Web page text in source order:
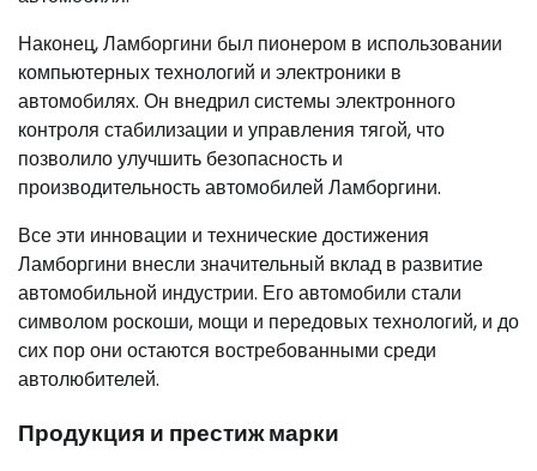
Наконец, Ламборгини был пионером в использовании
компьютерных технологий и электроники в
автомобилях. Он внедрил системы электронного
контроля стабилизации и управления тягой, что
позволило улучшить безопасность и
производительность автомобилей Ламборгини.
Все эти инновации и технические достижения
Ламборгини внесли значительный вклад в развитие
автомобильной индустрии. Его автомобили стали
символом роскоши, мощи и передовых технологий, и до
сих пор они остаются востребованными среди
автолюбителей.
Продукция и престиж марки